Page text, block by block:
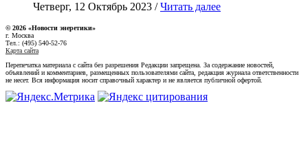
Четверг, 12 Октябрь 2023 /Читать далее
© 2026 «Новости энеретики»
г. Москва
Тел.: (495) 540-52-76
Карта сайта
Перепечатка материала с сайта без разрешения Редакции запрещена. За содержание новостей,
объявлений и комментариев, размещенных пользователями сайта, редакция журнала ответственности
не несет. Вся информация носит справочный характер и не является публичной офертой.